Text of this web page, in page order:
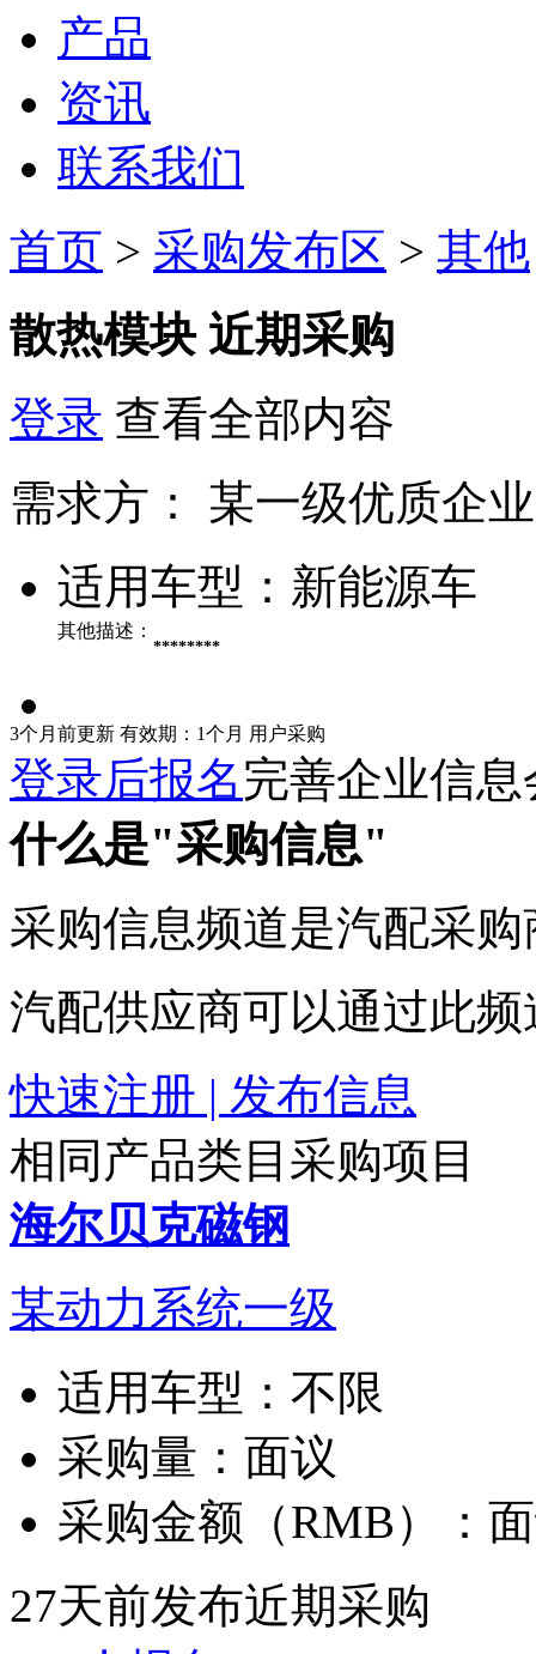
产品
资讯
联系我们
首页 > 采购发布区 > 其他
散热模块 近期采购
登录 查看全部内容
需求方：
某一级优质企业
适用车型： 新能源车
其他描述：
********
3个月前更新 有效期：1个月 用户采购
登录后报名完善企业信
什么是"采购信息"
采购信息频道是汽配采
汽配供应商可以通过此
快速注册 | 发布信息
相同产品类目采购项目
海尔贝克磁钢
某动力系统一级
适用车型： 不限
采购量： 面议
采购金额（RMB）：
27天前发布近期采购